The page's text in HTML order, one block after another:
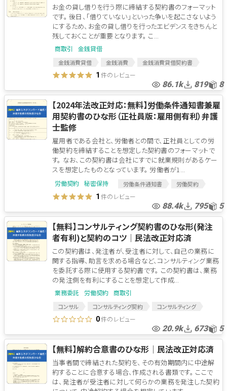
お金の貸し借りを行う際に締結する契約書のフォーマット
です。 後日、「借りていない」といった争いを起こさないよう
にするため、お金の貸し借りを行ったエビデンスをきちんと
残しておくことが重要となります。 こ...
商取引 金銭貸借
金銭消費貸借 金銭消費
金銭消費貸借契約書
1 件のレビュー
86.1k 819 8
【2024年法改正対応：無料】労働条件通知書兼雇
用契約書のひな形（正社員版：雇用側有利）弁護
士監修
雇用者である会社と、労働者との間で、正社員としての労
働契約を締結することを想定した契約書のフォーマットで
す。 なお、この契約書は会社にすでに就業規則があるケー
スを想定したものとなっています。 労働者が1...
労働契約 秘密保持 労働条件通知書
労働契約
1 件のレビュー
88.4k 795 5
【無料】コンサルティング契約書のひな形(発注
者有利)と契約のコツ│民法改正対応済
この契約書は、発注者が、受注者に対して、自己の業務に
関する指導、助言を求める場合など、コンサルティング業務
を委託する際に使用する契約書です。 この契約書は、業務
の発注側を有利にすることを想定して作成...
業務委託 労働契約 商取引
コンサル コンサルティング契約
コンサルティング
コンサルティング発注
コンサル契約
0件のレビュー
20.9k 673 5
【無料】解約合意書のひな形│民法改正対応済
当事者間で締結された契約を、その有効期間内に中途解
約することに合意する場合、作成される書類です。 ここで
は、発注者が受注者に対して何らかの業務を発注した契約